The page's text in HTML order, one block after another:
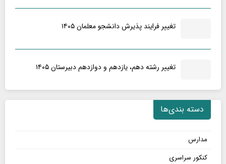
تغییر فرایند پذیرش دانشجو معلمان ۱۴۰۵
تغییر رشته دهم، یازدهم و دوازدهم دبیرستان ۱۴۰۵
دسته بندی‌ها
مدارس
کنکور سراسری